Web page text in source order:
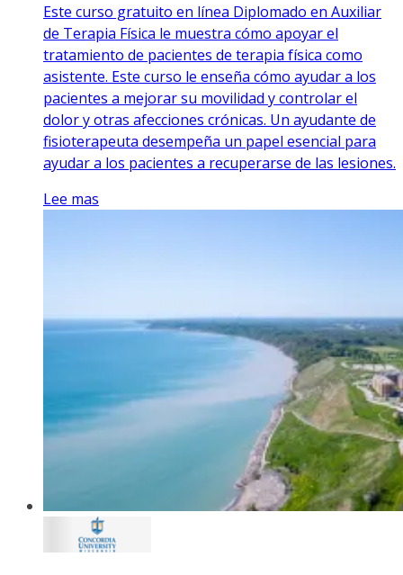
Este curso gratuito en línea Diplomado en Auxiliar
de Terapia Física le muestra cómo apoyar el
tratamiento de pacientes de terapia física como
asistente. Este curso le enseña cómo ayudar a los
pacientes a mejorar su movilidad y controlar el
dolor y otras afecciones crónicas. Un ayudante de
fisioterapeuta desempeña un papel esencial para
ayudar a los pacientes a recuperarse de las lesiones.
Lee mas